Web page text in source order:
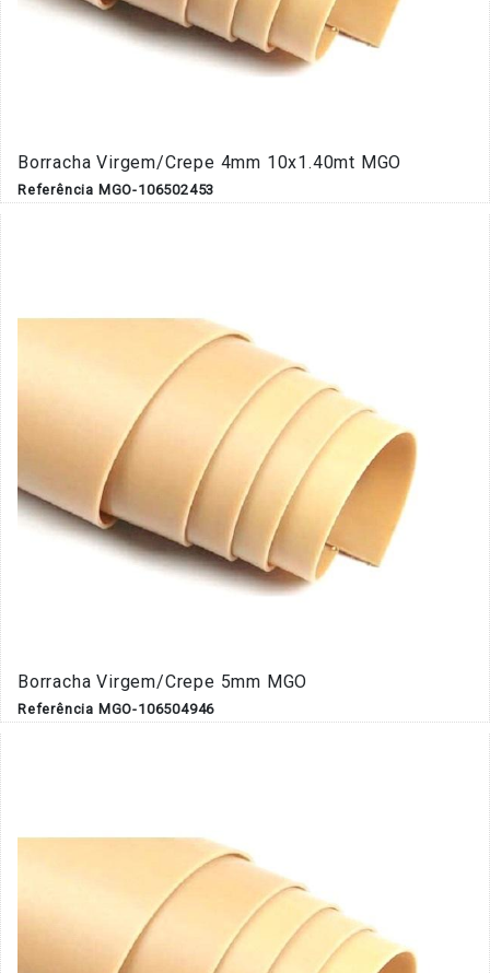
Borracha Virgem/Crepe 4mm 10x1.40mt MGO
Referência MGO-106502453
Borracha Virgem/Crepe 5mm MGO
Referência MGO-106504946